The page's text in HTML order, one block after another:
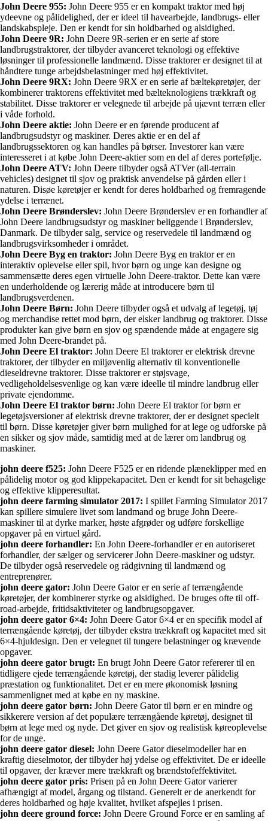
John Deere 955: John Deere 955 er en kompakt traktor med høj
ydeevne og pålidelighed, der er ideel til havearbejde, landbrugs- eller
landskabspleje. Den er kendt for sin holdbarhed og alsidighed.
John Deere 9R: John Deere 9R-serien er en serie af store
landbrugstraktorer, der tilbyder avanceret teknologi og effektive
løsninger til professionelle landmænd. Disse traktorer er designet til at
håndtere tunge arbejdsbelastninger med høj effektivitet.
John Deere 9RX: John Deere 9RX er en serie af bæltekøretøjer, der
kombinerer traktorens effektivitet med bælteknologiens trækkraft og
stabilitet. Disse traktorer er velegnede til arbejde på ujævnt terræn eller
i våde forhold.
John Deere aktie: John Deere er en førende producent af
landbrugsudstyr og maskiner. Deres aktie er en del af
landbrugssektoren og kan handles på børser. Investorer kan være
interesseret i at købe John Deere-aktier som en del af deres portefølje.
John Deere ATV: John Deere tilbyder også ATVer (all-terrain
vehicles) designet til sjov og praktisk anvendelse på gården eller i
naturen. Disøe køretøjer er kendt for deres holdbarhed og fremragende
ydelse i terrænet.
John Deere Brønderslev: John Deere Brønderslev er en forhandler af
John Deere landbrugsudstyr og maskiner beliggende i Brønderslev,
Danmark. De tilbyder salg, service og reservedele til landmænd og
landbrugsvirksomheder i området.
John Deere Byg en traktor: John Deere Byg en traktor er en
interaktiv oplevelse eller spil, hvor børn og unge kan designe og
sammensætte deres egen virtuelle John Deere-traktor. Dette kan være
en underholdende og lærerig måde at introducere børn til
landbrugsverdenen.
John Deere Børn: John Deere tilbyder også et udvalg af legetøj, tøj
og merchandise rettet mod børn, der elsker landbrug og traktorer. Disse
produkter kan give børn en sjov og spændende måde at engagere sig
med John Deere-brandet på.
John Deere El traktor: John Deere El traktorer er elektrisk drevne
traktorer, der tilbyder en miljøvenlig alternativ til konventionelle
dieseldrevne traktorer. Disse traktorer er støjsvage,
vedligeholdelsesvenlige og kan være ideelle til mindre landbrug eller
private ejendomme.
John Deere El traktor børn: John Deere El traktor for børn er
legetøjsversioner af elektrisk drevne traktorer, der er designet specielt
til børn. Disse køretøjer giver børn mulighed for at lege og udforske på
en sikker og sjov måde, samtidig med at de lærer om landbrug og
maskiner.
john deere f525: John Deere F525 er en ridende plæneklipper med en
pålidelig motor og god klippekapacitet. Den er kendt for sit behagelige
og effektive klipperesultat.
john deere farming simulator 2017: I spillet Farming Simulator 2017
kan spillere simulere livet som landmand og bruge John Deere-
maskiner til at dyrke marker, høste afgrøder og udføre forskellige
opgaver på en virtuel gård.
john deere forhandler: En John Deere-forhandler er en autoriseret
forhandler, der sælger og servicerer John Deere-maskiner og udstyr.
De tilbyder også reservedele og rådgivning til landmænd og
entreprenører.
john deere gator: John Deere Gator er en serie af terrængående
køretøjer, der kombinerer styrke og alsidighed. De bruges ofte til off-
road-arbejde, fritidsaktiviteter og landbrugsopgaver.
john deere gator 6×4: John Deere Gator 6×4 er en specifik model af
terrængående køretøj, der tilbyder ekstra trækkraft og kapacitet med sit
6×4-hjuldesign. Den er velegnet til tungere belastninger og krævende
opgaver.
john deere gator brugt: En brugt John Deere Gator refererer til en
tidligere ejede terrængående køretøj, der stadig leverer pålidelig
præstation og funktionalitet. Det er en mere økonomisk løsning
sammenlignet med at købe en ny maskine.
john deere gator børn: John Deere Gator til børn er en mindre og
sikkerere version af det populære terrængående køretøj, designet til
børn at lege med og nyde. Det giver en sjov og realistisk køreoplevelse
for de unge.
john deere gator diesel: John Deere Gator dieselmodeller har en
kraftig dieselmotor, der tilbyder høj ydelse og effektivitet. De er ideelle
til opgaver, der kræver mere trækkraft og brændstofeffektivitet.
john deere gator pris: Prisen på en John Deere Gator varierer
afhængigt af model, årgang og tilstand. Generelt er de anerkendt for
deres holdbarhed og høje kvalitet, hvilket afspejles i prisen.
john deere ground force: John Deere Ground Force er en samling af